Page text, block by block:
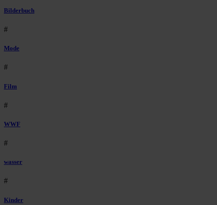
Bilderbuch
#
Mode
#
Film
#
WWF
#
wasser
#
Kinder